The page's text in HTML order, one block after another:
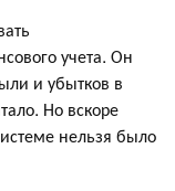
учета. Он
и убытков в
Но вскоре
нельзя было